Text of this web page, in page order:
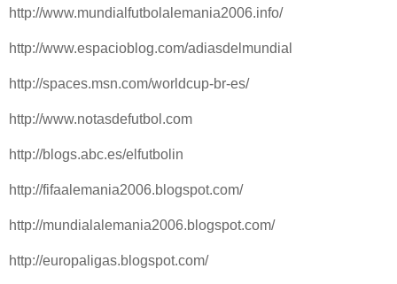
http://www.mundialfutbolalemania2006.info/
http://www.espacioblog.com/adiasdelmundial
http://spaces.msn.com/worldcup-br-es/
http://www.notasdefutbol.com
http://blogs.abc.es/elfutbolin
http://fifaalemania2006.blogspot.com/
http://mundialalemania2006.blogspot.com/
http://europaligas.blogspot.com/